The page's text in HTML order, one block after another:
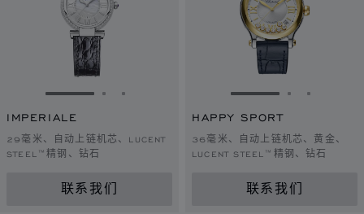
转到幻灯片 1转到幻灯片 2
转到幻灯片 3
IMPERIALE
29毫米、自动上链机芯、LUCENT
STEEL™精钢、钻石
联系我们
转到幻灯片 1转到幻灯
转到幻
HAPPY SPORT
36毫米、自动上链机芯、黄金、
LUCENT STEEL™精钢、钻石
联系我们